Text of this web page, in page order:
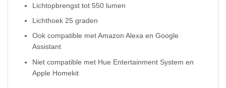
Lichtopbrengst tot 550 lumen
Lichthoek 25 graden
Ook compatible met Amazon Alexa en Google
Assistant
Niet compatible met Hue Entertainment System en
Apple Homekit